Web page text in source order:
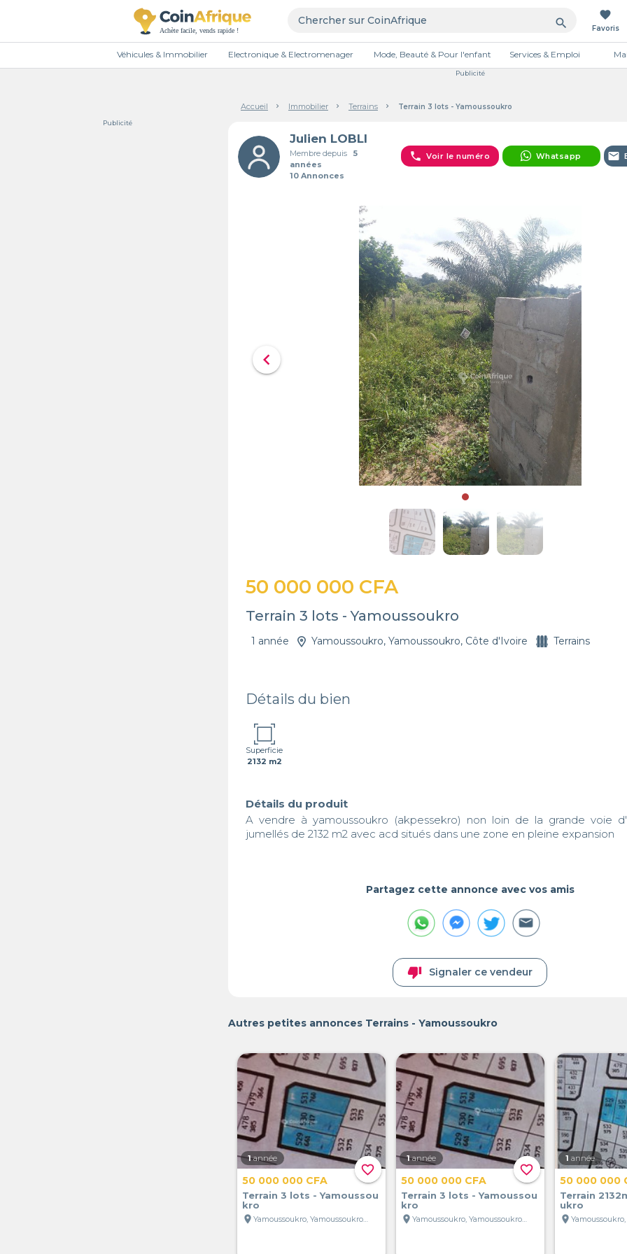
search
favorite
Favoris
Véhicules & Immobilier Electronique & Electromenager Mode, Beauté & Pour l'enfant Services & Emploi
Publicité
Accueil Immobilier Terrains Terrain 3 lots - Yamoussoukro
Publicité
Julien LOBLI
Membre depuis5
années
10 Annonces
phone Voir le numéro Whatsapp email
chevron_left
50 000 000 CFA
Terrain 3 lots - Yamoussoukro
1 année Yamoussoukro, Yamoussoukro, Côte d'Ivoire Terrains
Détails du bien
Superficie
2132 m2
Détails du produit
A vendre à yamoussoukro (akpessekro) non loin de la grande voie
jumellés de 2132 m2 avec acd situés dans une zone en pleine expansion
Partagez cette annonce avec vos amis
thumb_down Signaler ce vendeur
Autres petites annonces Terrains - Yamoussoukro
favorite_border
1 année
50 000 000 CFA
Terrain 3 lots - Yamoussou
kro
location_on
Yamoussoukro, Yamoussoukro, Côte d'Ivoire
favorite_border
1 année
50 000 000 CFA
Terrain 3 lots - Yamoussou
kro
location_on
Yamoussoukro, Yamoussoukro, Côte d'Ivoire
1 année
50 000 000
Terrain
ukro
location_on